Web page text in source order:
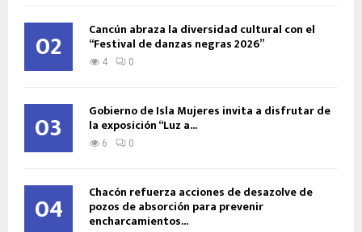
02 Cancún abraza la diversidad cultural con el
“Festival de danzas negras 2026”
4 0
03 Gobierno de Isla Mujeres invita a disfrutar de
la exposición “Luz a...
6 0
04 Chacón refuerza acciones de desazolve de
pozos de absorción para prevenir
encharcamientos...